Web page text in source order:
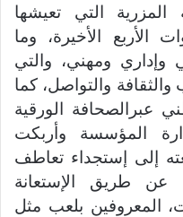
المزرية التي تعيشها
الأربع الأخيرة، وما
ومهني، والتي
والتواصل، كما
عبرالصحافة الورقية
المؤسسة وأربكت
إلى إستجداء تعاطف
عن طريق الإستعانة
المعروفين بلعب مثل